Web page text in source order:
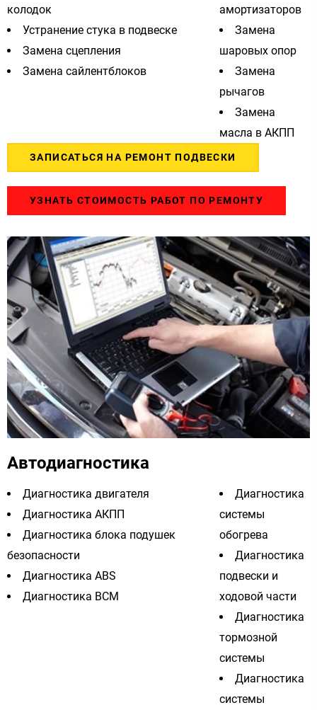
колодок
Устранение стука в подвеске
Замена сцепления
Замена сайлентблоков
амортизаторов
Замена
шаровых опор
Замена
рычагов
Замена
масла в АКПП
ЗАПИСАТЬСЯ НА РЕМОНТ ПОДВЕСКИ
УЗНАТЬ СТОИМОСТЬ РАБОТ ПО РЕМОНТУ
Автодиагностика
Диагностика двигателя
Диагностика АКПП
Диагностика блока подушек
безопасности
Диагностика ABS
Диагностика BCM
Диагностика
системы
обогрева
Диагностика
подвески и
ходовой части
Диагностика
тормозной
системы
Диагностика
системы